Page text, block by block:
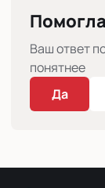
Ваш ответ
понятнее
Да